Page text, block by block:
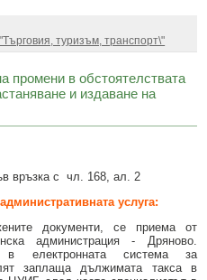
туризъм, транспорт\"
в обстоятелствата
и издаване на
връзка с чл. 168, ал. 2
услуга:
документи, се приема от
администрация - Дряново.
в електронната система за
заплаща дължимата такса в